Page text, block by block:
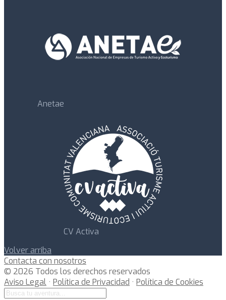
Anetae
CV Activa
Volver arriba
Contacta con nosotros
© 2026 Todos los derechos reservados
Aviso Legal · Política de Privacidad · Política de Cookies